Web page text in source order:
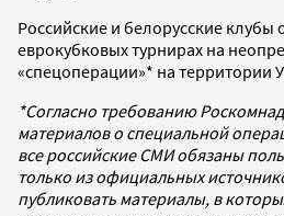
Российские и белорусские клубы
еврокубковых турнирах на
«спецоперации»* на территории
*Согласно требованию
материалов о специальной
все российские СМИ обязаны
только из официальных
публиковать материалы, в